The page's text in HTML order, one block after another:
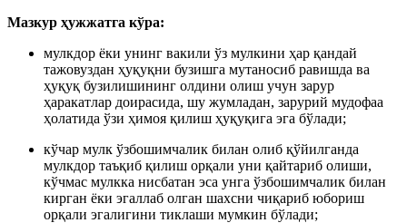
Мазкур ҳужжатга кўра:
мулкдор ёки унинг вакили ўз мулкини ҳар қандай
тажовуздан ҳуқуқни бузишга мутаносиб равишда ва
ҳуқуқ бузилишининг олдини олиш учун зарур
ҳаракатлар доирасида, шу жумладан, зарурий мудофаа
ҳолатида ўзи ҳимоя қилиш ҳуқуқига эга бўлади;
кўчар мулк ўзбошимчалик билан олиб қўйилганда
мулкдор таъқиб қилиш орқали уни қайтариб олиши,
кўчмас мулкка нисбатан эса унга ўзбошимчалик билан
кирган ёки эгаллаб олган шахсни чиқариб юбориш
орқали эгалигини тиклаши мумкин бўлади;